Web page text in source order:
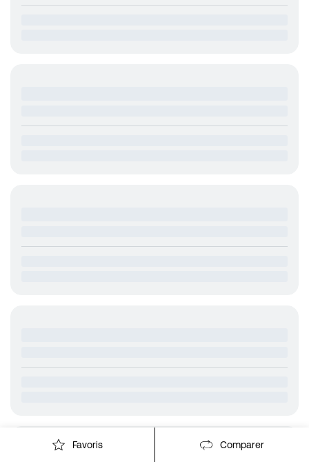
Favoris Comparer